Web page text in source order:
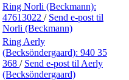
Ring Norli (Beckmann):
47613022 / Send e-post til
Norli (Beckmann)
Ring Aerly
(Becksöndergaard): 940 35
368 / Send e-post til Aerly
(Becksöndergaard)